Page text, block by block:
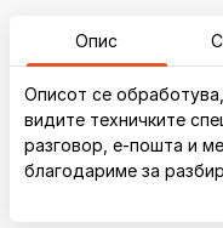
Опис
Описот се
видите техничките
разговор, е-пошта и
благодариме за